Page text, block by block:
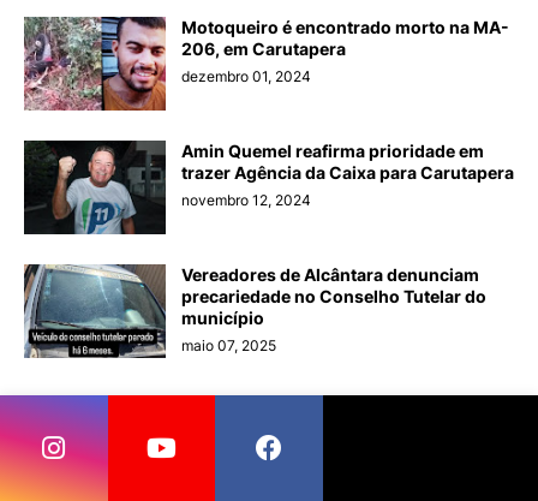
Motoqueiro é encontrado morto na MA-
206, em Carutapera
dezembro 01, 2024
Amin Quemel reafirma prioridade em
trazer Agência da Caixa para Carutapera
novembro 12, 2024
Vereadores de Alcântara denunciam
precariedade no Conselho Tutelar do
município
maio 07, 2025